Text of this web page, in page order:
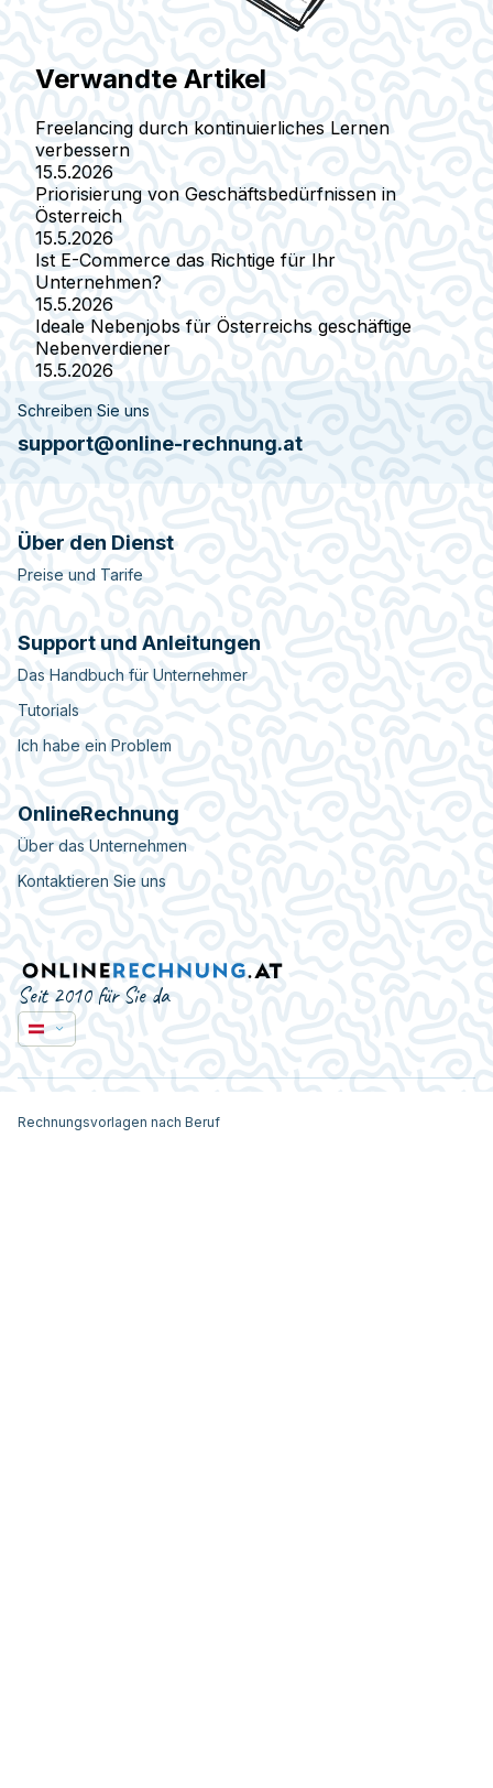
Verwandte Artikel
Freelancing durch kontinuierliches Lernen
verbessern
15.5.2026
Priorisierung von Geschäftsbedürfnissen in
Österreich
15.5.2026
Ist E-Commerce das Richtige für Ihr
Unternehmen?
15.5.2026
Ideale Nebenjobs für Österreichs geschäftige
Nebenverdiener
15.5.2026
Schreiben Sie uns
support@online-rechnung.at
Über den Dienst
Preise und Tarife
Support und Anleitungen
Das Handbuch für Unternehmer
Tutorials
Ich habe ein Problem
OnlineRechnung
Über das Unternehmen
Kontaktieren Sie uns
Seit 2010 für Sie da
Rechnungsvorlagen nach Beruf